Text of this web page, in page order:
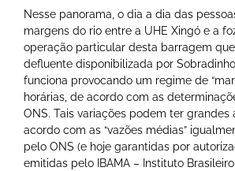
Nesse panorama, o dia a dia das
margens do rio entre a UHE Xingó e a
operação particular desta barragem
defluente disponibilizada por
funciona provocando um regime de
horárias, de acordo com as
ONS. Tais variações podem ter grandes
acordo com as “vazões médias”
pelo ONS (e hoje garantidas por
emitidas pelo IBAMA – Instituto